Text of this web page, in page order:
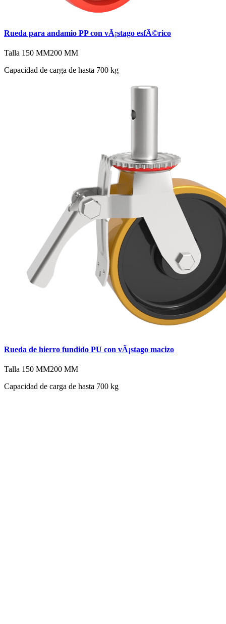
Rueda para andamio PP con vÃ¡stago esfÃ©rico
Talla 150 MM200 MM
Capacidad de carga de hasta 700 kg
Rueda de hierro fundido PU con vÃ¡stago macizo
Talla 150 MM200 MM
Capacidad de carga de hasta 700 kg